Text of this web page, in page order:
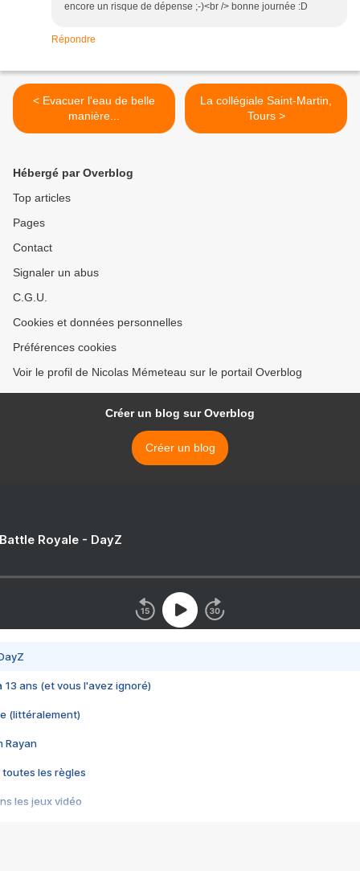
encore un risque de dépense ;-)<br /> bonne journée :D
Répondre
< Evacuer l'eau de belle
manière...
La collégiale Saint-Martin,
Tours >
Hébergé par Overblog
Top articles
Pages
Contact
Signaler un abus
C.G.U.
Cookies et données personnelles
Préférences cookies
Voir le profil de Nicolas Mémeteau sur le portail Overblog
Créer un blog sur Overblog
Créer un blog
Royale - DayZ
13 ans (et vous l'avez ignoré)
(littéralement)
Rayan
toutes les règles
les jeux vidéo